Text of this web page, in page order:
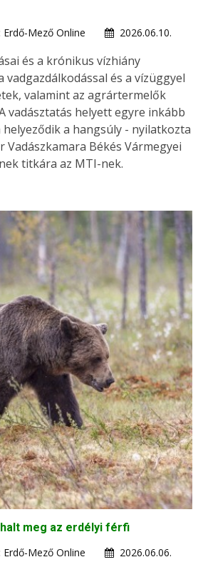
Erdő-Mező Online
2026.06.10.
és a krónikus vízhiány
vadgazdálkodással és a vízüggyel
valamint az agrártermelők
vadásztatás helyett egyre inkább
a hangsúly - nyilatkozta
Vadászkamara Békés Vármegyei
titkára az MTI-nek.
meg az erdélyi férfi
Erdő-Mező Online
2026.06.06.